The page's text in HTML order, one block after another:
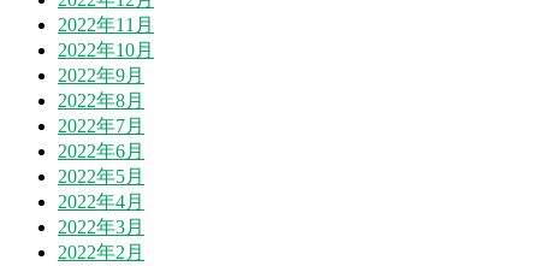
2022年11月
2022年10月
2022年9月
2022年8月
2022年7月
2022年6月
2022年5月
2022年4月
2022年3月
2022年2月